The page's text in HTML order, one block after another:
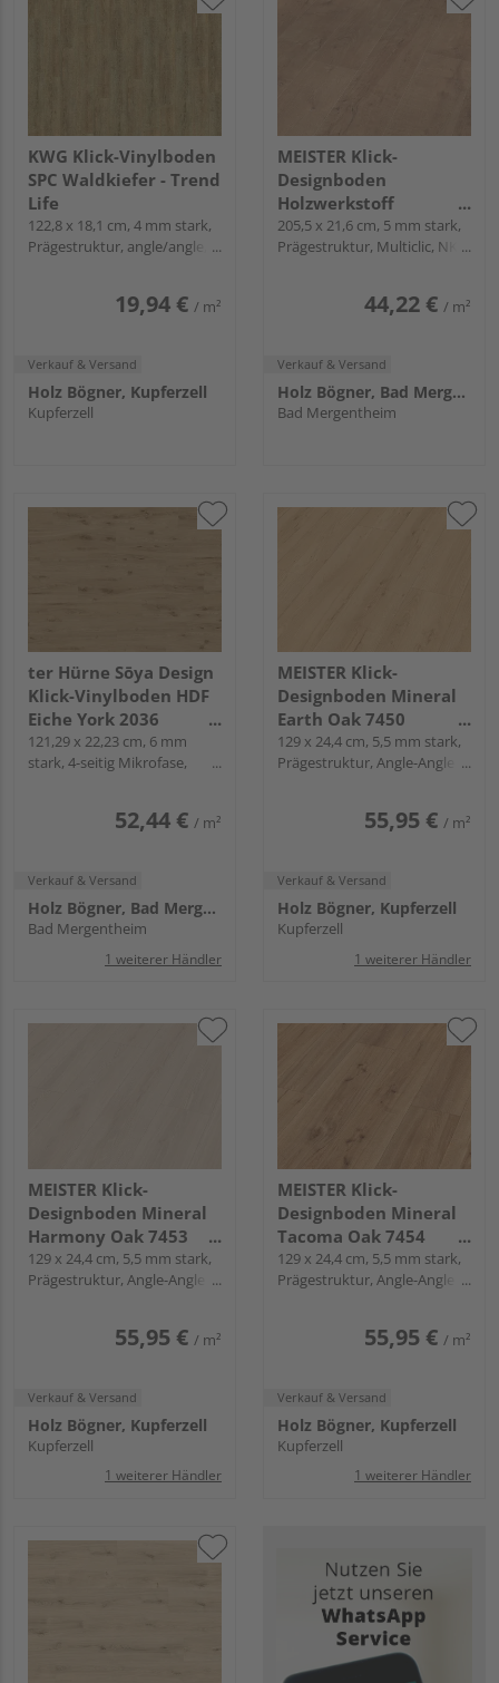
KWG Klick-Vinylboden
SPC Waldkiefer - Trend
Life
122,8 x 18,1 cm, 4 mm stark,
Prägestruktur, angle/angle,
19,94 € / m²
Verkauf & Versand
Holz Bögner, Kupferzell
Kupferzell
MEISTER Klick-
Designboden
Holzwerkstoff
Stieleiche natur 6952
Landhausdiele -
205,5 x 21,6 cm, 5 mm stark,
Prägestruktur, Multiclic, NK
44,22 € / m²
Verkauf & Versand
Holz Bögner, Bad Mergentheim
Bad Mergentheim
ter Hürne Sōya Design
Klick-Vinylboden HDF
Eiche York 2036
Landhausdiele - WOOD
EDITION
121,29 x 22,23 cm, 6 mm
stark, 4-seitig Mikrofase,
52,44 € / m²
Verkauf & Versand
Holz Bögner, Bad Mergentheim
Bad Mergentheim
1 weiterer Händler
MEISTER Klick-
Designboden Mineral
Earth Oak 7450
Landhausdiele -
MeisterDesign.
129 x 24,4 cm, 5,5 mm stark,
Prägestruktur, Angle-Angle /
55,95 € / m²
Verkauf & Versand
Holz Bögner, Kupferzell
Kupferzell
1 weiterer Händler
MEISTER Klick-
Designboden Mineral
Harmony Oak 7453
Landhausdiele -
MeisterDesign.
129 x 24,4 cm, 5,5 mm stark,
Prägestruktur, Angle-Angle /
55,95 € / m²
Verkauf & Versand
Holz Bögner, Kupferzell
Kupferzell
1 weiterer Händler
MEISTER Klick-
Designboden Mineral
Tacoma Oak 7454
Landhausdiele -
MeisterDesign.
129 x 24,4 cm, 5,5 mm stark,
Prägestruktur, Angle-Angle /
55,95 € / m²
Verkauf & Versand
Holz Bögner, Kupferzell
Kupferzell
1 weiterer Händler